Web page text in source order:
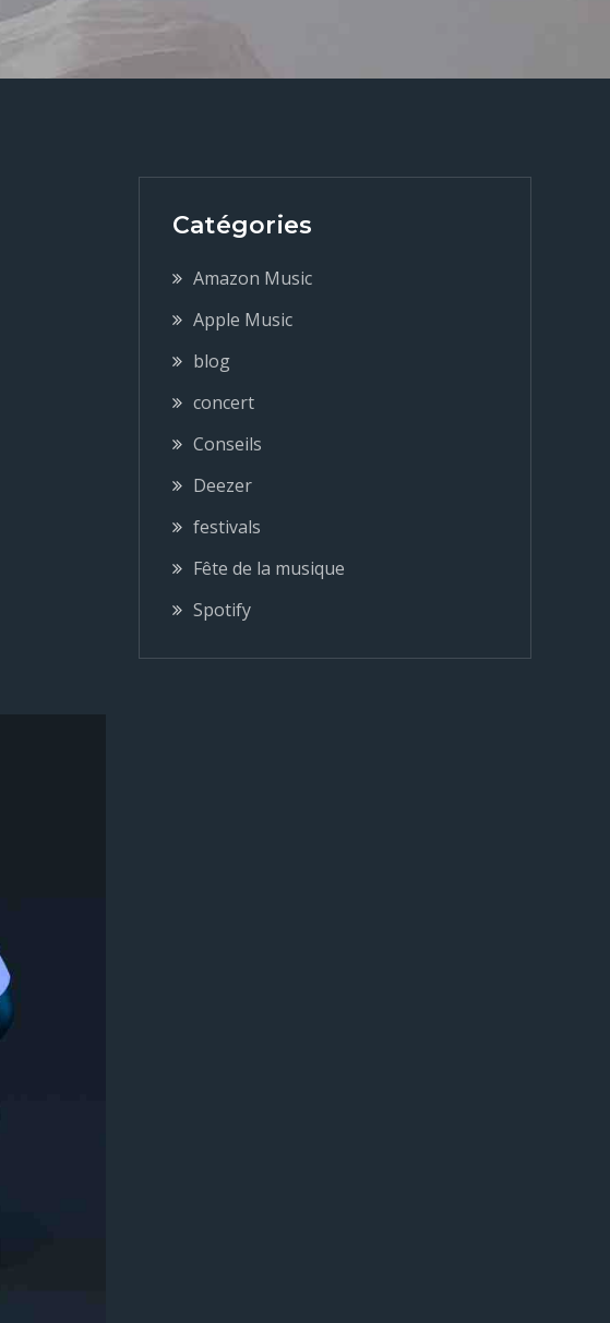
Catégories
Amazon Music
Apple Music
blog
concert
Conseils
Deezer
festivals
Fête de la musique
Spotify